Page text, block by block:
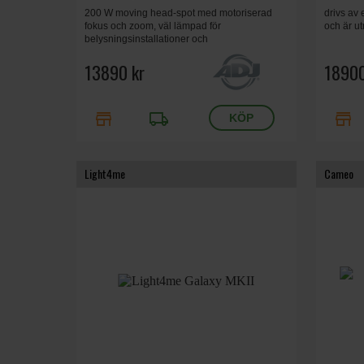
200 W moving head-spot med motoriserad
fokus och zoom, väl lämpad för
belysningsinstallationer och
liveframträdanden i klubbar, teatrar och
konsertproduktioner.
13890 kr
store local_shipping
drivs av
och är
store
Light4me Cameo